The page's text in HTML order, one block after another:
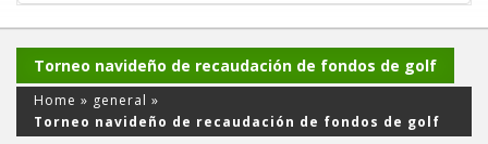
Torneo navideño de recaudación de fondos de golf
Home » general »
Torneo navideño de recaudación de fondos de golf